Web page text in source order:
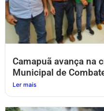
Camapuã avança na
Municipal de
Ler mais